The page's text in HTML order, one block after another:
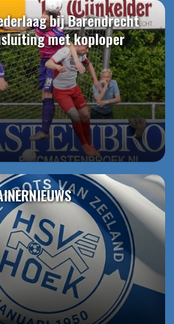
bij Barendrecht
met koploper